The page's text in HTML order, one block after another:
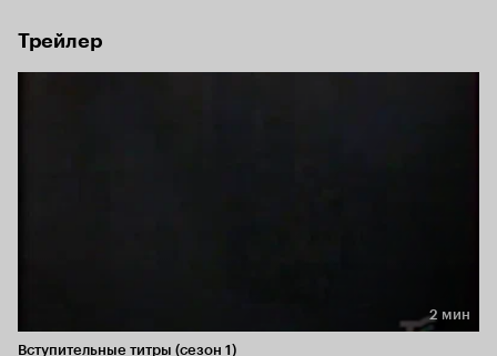
Трейлер
Длительность 2 мин
2 мин
Вступительные титры (сезон 1)